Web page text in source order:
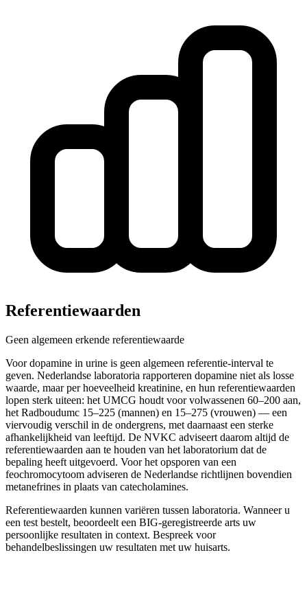
Referentiewaarden
Geen algemeen erkende referentiewaarde
Voor dopamine in urine is geen algemeen referentie-interval te
geven. Nederlandse laboratoria rapporteren dopamine niet als losse
waarde, maar per hoeveelheid kreatinine, en hun referentiewaarden
lopen sterk uiteen: het UMCG houdt voor volwassenen 60–200 aan,
het Radboudumc 15–225 (mannen) en 15–275 (vrouwen) — een
viervoudig verschil in de ondergrens, met daarnaast een sterke
afhankelijkheid van leeftijd. De NVKC adviseert daarom altijd de
referentiewaarden aan te houden van het laboratorium dat de
bepaling heeft uitgevoerd. Voor het opsporen van een
feochromocytoom adviseren de Nederlandse richtlijnen bovendien
metanefrines in plaats van catecholamines.
Referentiewaarden kunnen variëren tussen laboratoria. Wanneer u
een test bestelt, beoordeelt een BIG-geregistreerde arts uw
persoonlijke resultaten in context. Bespreek voor
behandelbeslissingen uw resultaten met uw huisarts.